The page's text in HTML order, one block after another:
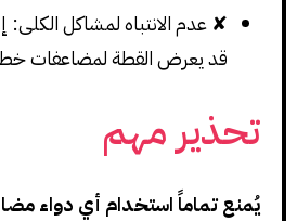
✘ عدم الانتباه لمشاكل الكلى:
قد يعرض القطة لمضاعفات
تحذير مهم
يُمنع تماماً استخدام أي دواء